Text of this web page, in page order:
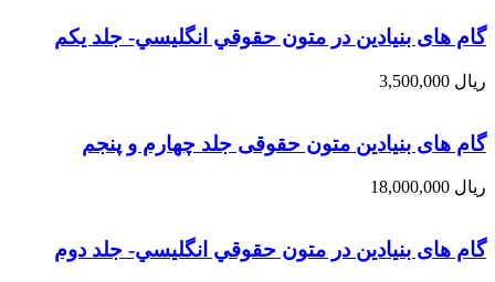
گام های بنیادین در متون حقوقي انگليسي- جلد يكم
ریال
گام های بنیادین متون حقوقی جلد چهارم و پنجم
ریال
گام های بنیادین در متون حقوقي انگليسي- جلد دوم